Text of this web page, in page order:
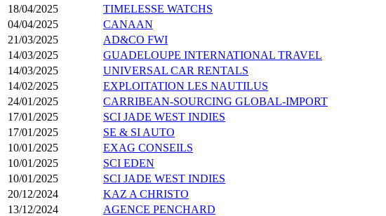
18/04/2025
TIMELESSE WATCHS
04/04/2025
CANAAN
21/03/2025
AD&CO FWI
14/03/2025
GUADELOUPE INTERNATIONAL TRAVEL
14/03/2025
UNIVERSAL CAR RENTALS
14/02/2025
EXPLOITATION LES NAUTILUS
24/01/2025
CARRIBEAN-SOURCING GLOBAL-IMPORT
17/01/2025
SCI JADE WEST INDIES
17/01/2025
SE & SI AUTO
10/01/2025
EXAG CONSEILS
10/01/2025
SCI EDEN
10/01/2025
SCI JADE WEST INDIES
20/12/2024
KAZ A CHRISTO
13/12/2024
AGENCE PENCHARD